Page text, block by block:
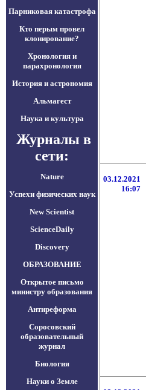
Парниковая катастрофа
Кто перым провел
клонирование?
Хронология и
парахронология
История и астрономия
Альмагест
Наука и культура
Журналы в
сети:
Nature
Успехи физических наук
New Scientist
ScienceDaily
Discovery
ОБРАЗОВАНИЕ
Открытое письмо
министру образования
Антиреформа
Соросовский
образовательный
журнал
Биология
Науки о Земле
03.12.2021
16:07